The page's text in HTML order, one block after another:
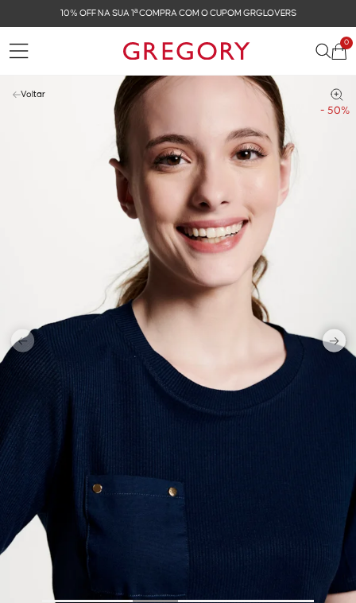
FRETE GRÁTIS NAS COMPRAS ACIMA DE R$ 899
0
- 50%
Voltar